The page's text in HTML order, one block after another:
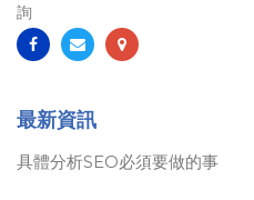
詢
最新資訊
具體分析SEO必須要做的事